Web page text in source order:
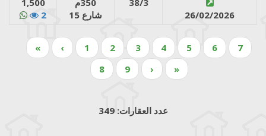
2
شارع 15
26/02/2026
Pagination
First
page
«
Previous
page
‹ Page
1 Page
2
Current
page
3 Page
4 Page
5 Page
6 Page
7
Page
8 Page
9
Next
page
›
Last
page
»
عدد العقارات: 349